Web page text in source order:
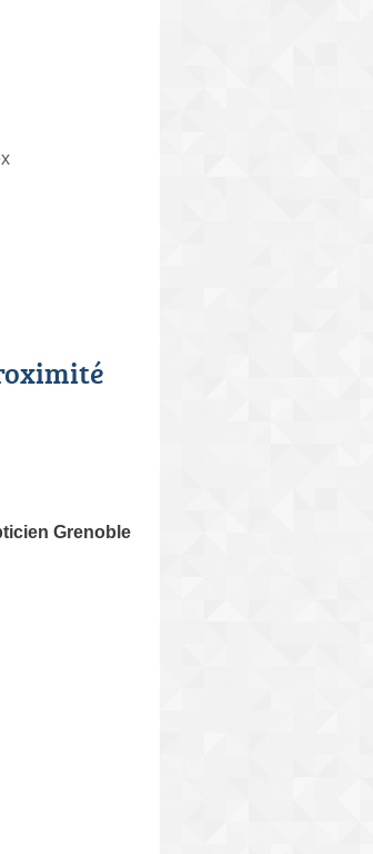
Grenoble